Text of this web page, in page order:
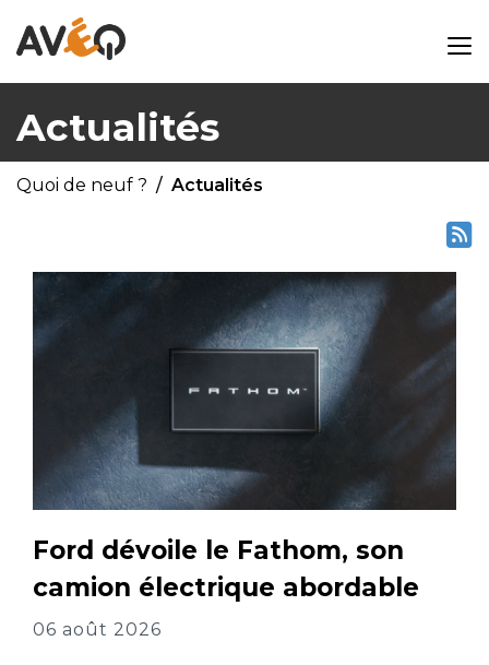
Actualités
Quoi de neuf ? Actualités
Ford dévoile le Fathom, son
camion électrique abordable
06 août 2026